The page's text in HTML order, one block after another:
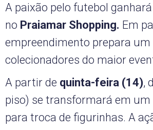
A paixão pelo futebol
no Praiamar Shopping. Em
empreendimento prepara
colecionadores do maior
A partir de quinta-feira (14),
piso) se transformará em
para troca de figurinhas. A